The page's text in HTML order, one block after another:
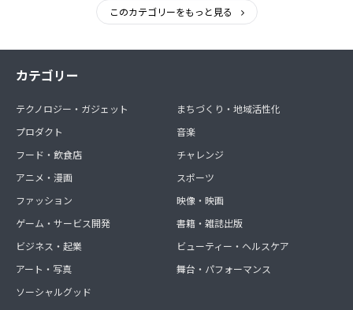
このカテゴリーをもっと見る
カテゴリー
テクノロジー・ガジェット
プロダクト
フード・飲食店
アニメ・漫画
ファッション
ゲーム・サービス開発
ビジネス・起業
アート・写真
ソーシャルグッド
まちづくり・地域活性化
音楽
チャレンジ
スポーツ
映像・映画
書籍・雑誌出版
ビューティー・ヘルスケア
舞台・パフォーマンス